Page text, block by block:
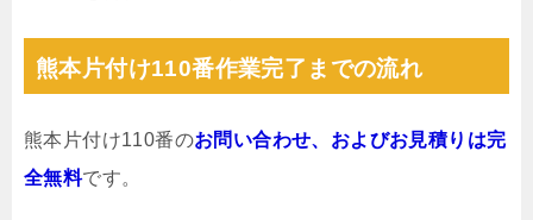
熊本片付け110番作業完了までの流れ
熊本片付け110番のお問い合わせ、およびお見積りは完
全無料です。